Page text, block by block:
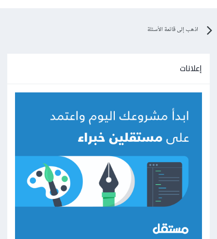
اذهب إلى قائمة الأسئلة
إعلانات